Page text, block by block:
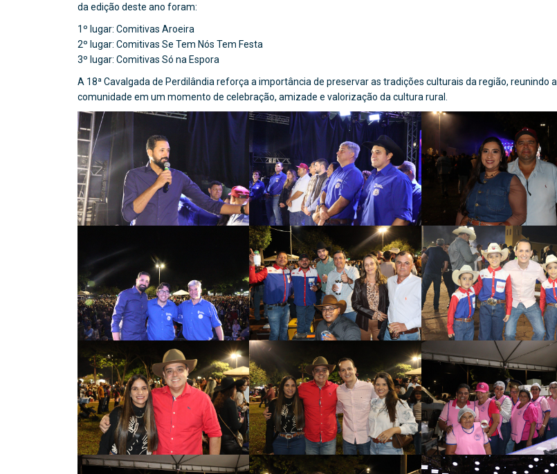
da edição deste ano foram:
1º lugar: Comitivas Aroeira
2º lugar: Comitivas Se Tem Nós Tem Festa
3º lugar: Comitivas Só na Espora
A 18ª Cavalgada de Perdilândia reforça a importância de preservar as tradições culturais da região, reunindo a
comunidade em um momento de celebração, amizade e valorização da cultura rural.